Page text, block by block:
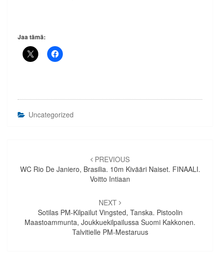
Jaa tämä:
Uncategorized
selaus
PREVIOUS
WC Rio De Janiero, Brasilia. 10m Kivääri Naiset. FINAALI.
Voitto Intiaan
NEXT
Sotilas PM-Kilpailut Vingsted, Tanska. Pistoolin
Maastoammunta, Joukkuekilpailussa Suomi Kakkonen.
Talvitielle PM-Mestaruus